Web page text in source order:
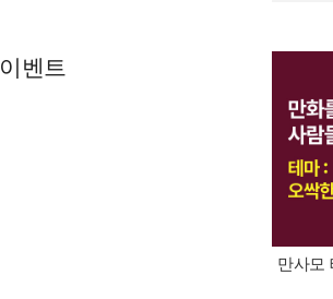
이벤트
만사모